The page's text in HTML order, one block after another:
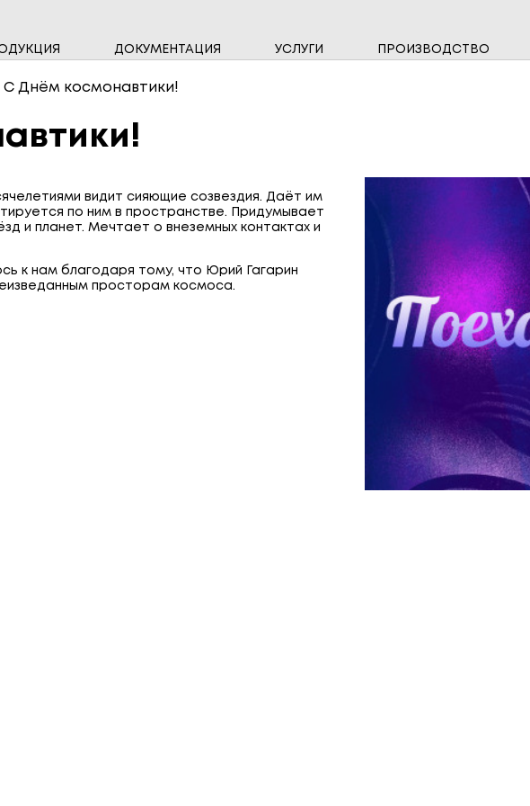
НАМ ДОВЕРЯЮТ
ВЫСОКОВОЛЬТНЫЕ ПРИБОРЫ
ДОКУМЕНТАЦИЯ УСЛУГИ ПРОИЗВОДСТВО
С Днём космонавтики!
видит сияющие созвездия. Даёт им
по ним в пространстве. Придумывает
и планет. Мечтает о внеземных контактах и
к нам благодаря тому, что Юрий Гагарин
просторам космоса.